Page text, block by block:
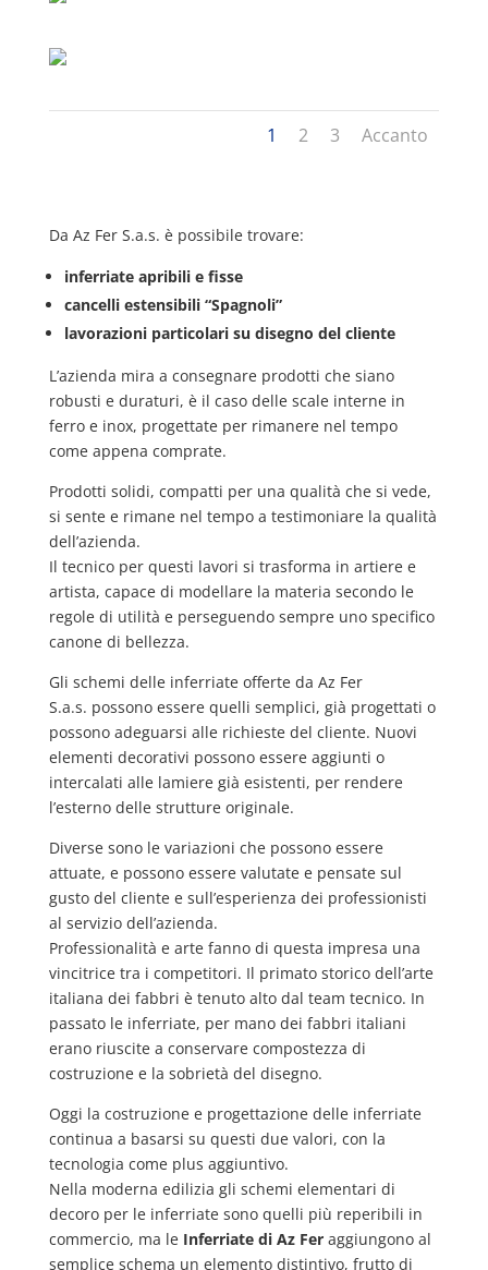
1 2 3 Accanto
Da Az Fer S.a.s. è possibile trovare:
inferriate apribili e fisse
cancelli estensibili “Spagnoli”
lavorazioni particolari su disegno del cliente
L’azienda mira a consegnare prodotti che siano
robusti e duraturi, è il caso delle scale interne in
ferro e inox, progettate per rimanere nel tempo
come appena comprate.
Prodotti solidi, compatti per una qualità che si vede,
si sente e rimane nel tempo a testimoniare la qualità
dell’azienda.
Il tecnico per questi lavori si trasforma in artiere e
artista, capace di modellare la materia secondo le
regole di utilità e perseguendo sempre uno specifico
canone di bellezza.
Gli schemi delle inferriate offerte da Az Fer
S.a.s. possono essere quelli semplici, già progettati o
possono adeguarsi alle richieste del cliente. Nuovi
elementi decorativi possono essere aggiunti o
intercalati alle lamiere già esistenti, per rendere
l’esterno delle strutture originale.
Diverse sono le variazioni che possono essere
attuate, e possono essere valutate e pensate sul
gusto del cliente e sull’esperienza dei professionisti
al servizio dell’azienda.
Professionalità e arte fanno di questa impresa una
vincitrice tra i competitori. Il primato storico dell’arte
italiana dei fabbri è tenuto alto dal team tecnico. In
passato le inferriate, per mano dei fabbri italiani
erano riuscite a conservare compostezza di
costruzione e la sobrietà del disegno.
Oggi la costruzione e progettazione delle inferriate
continua a basarsi su questi due valori, con la
tecnologia come plus aggiuntivo.
Nella moderna edilizia gli schemi elementari di
decoro per le inferriate sono quelli più reperibili in
commercio, ma le Inferriate di Az Feraggiungono al
semplice schema un elemento distintivo, frutto di